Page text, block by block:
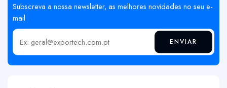
Subscreva a nossa newsletter, as melhores novidades no seu e-
mail
Insira o seu email ENVIAR